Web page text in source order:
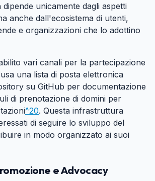
unicamente dagli aspetti
anche dall'ecosistema di utenti,
e organizzazioni che lo adottino
vari canali per la partecipazione
una lista di posta elettronica
su GitHub per documentazione
di prenotazione di domini per
^20. Questa infrastruttura
di seguire lo sviluppo del
in modo organizzato ai suoi
e Advocacy